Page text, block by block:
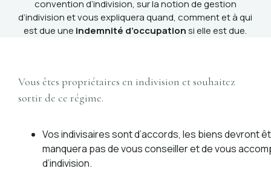
convention d’indivision, sur la notion de gestion
d’indivision et vous expliquera quand, comment et à qui
est due une indemnité d’occupationsi elle est due.
Vous êtes propriétaires en indivision et souhaitez
sortir de ce régime.
Vos indivisaires sont d’accords, les biens devront
manquera pas de vous conseiller et de vous
d’indivision.